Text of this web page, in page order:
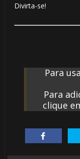
Divirta-se!
Para
Para
clique